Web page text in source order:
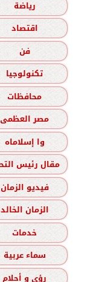
رياضة
اقتصاد
فن
تكنولوجيا
محافظات
مصر العظمى
وا إسلاماه
مقال رئيس
فيديو الزمان
الزمان الخالد
خدمات
سماء عربية
رؤى و أحلام